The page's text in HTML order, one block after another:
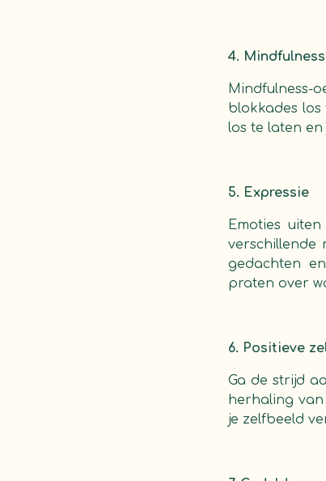
4.
Mindfulness-
blokkades
los te laten
5. Expressie
Emoties
verschillende
gedachten
praten over
6. Positieve
Ga de strijd
herhaling
je zelfbeeld